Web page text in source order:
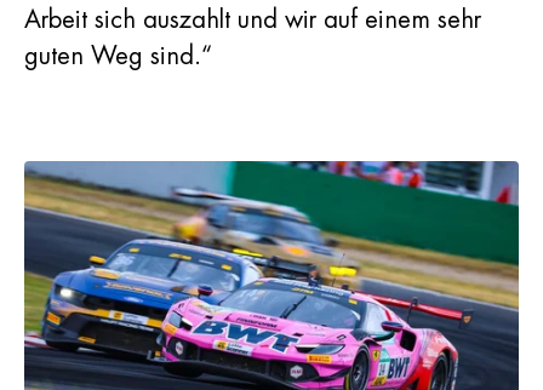
Arbeit sich auszahlt und wir auf einem sehr
guten Weg sind.“